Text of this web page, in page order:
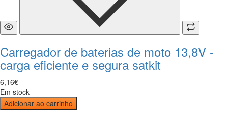
Carregador de baterias de moto 13,8V -
carga eficiente e segura satkit
6,16€
Em stock
Adicionar ao carrinho